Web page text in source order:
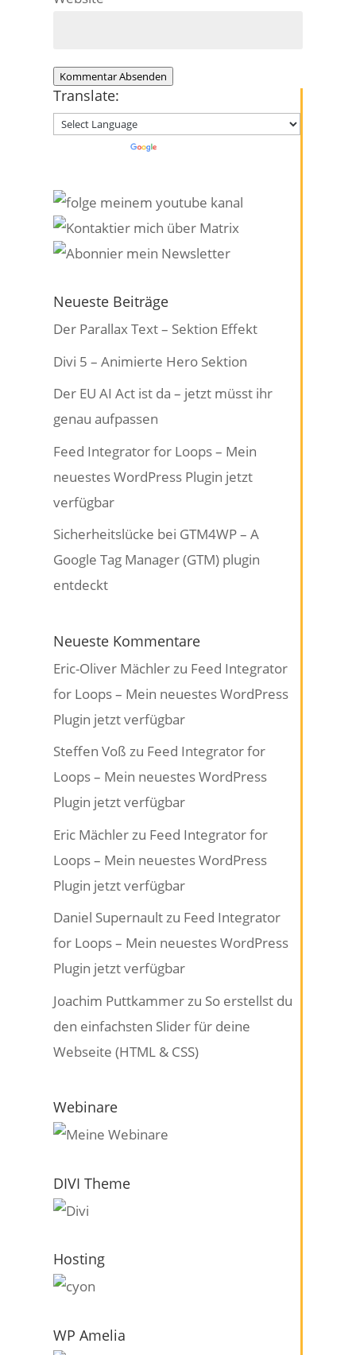
Kommentar Absenden
Translate:
Powered by
Neueste Beiträge
Der Parallax Text – Sektion Effekt
Divi 5 – Animierte Hero Sektion
Der EU AI Act ist da – jetzt müsst ihr
genau aufpassen
Feed Integrator for Loops – Mein
neuestes WordPress Plugin jetzt
verfügbar
Sicherheitslücke bei GTM4WP – A
Google Tag Manager (GTM) plugin
entdeckt
Neueste Kommentare
Eric-Oliver Mächlerzu Feed Integrator
for Loops – Mein neuestes WordPress
Plugin jetzt verfügbar
Steffen Voß zu Feed Integrator for
Loops – Mein neuestes WordPress
Plugin jetzt verfügbar
Eric Mächlerzu Feed Integrator for
Loops – Mein neuestes WordPress
Plugin jetzt verfügbar
Daniel Supernaultzu Feed Integrator
for Loops – Mein neuestes WordPress
Plugin jetzt verfügbar
Joachim Puttkammerzu So erstellst du
den einfachsten Slider für deine
Webseite (HTML & CSS)
Webinare
DIVI Theme
Hosting
WP Amelia